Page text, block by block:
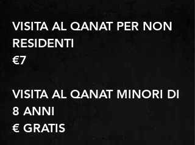
VISITA AL QANAT PER NON
RESIDENTI
€7
VISITA AL QANAT MINORI DI
8 ANNI
€ GRATIS